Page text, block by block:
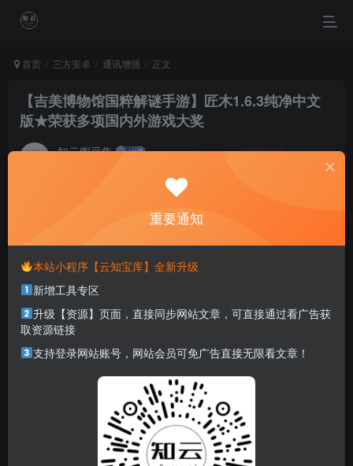
首页 三方安卓 通讯增强 正文
【吉美博物馆国粹解谜手游】匠木1.6.3纯净中文
版★荣获多项国内外游戏大奖
知云阁采集
Many people start a career with a dream, then get busy
很多人一开始为了梦想而忙，后来忙得忘了梦想
本站部分资源打包为压缩包以方便分享，涉及较多
解压密码，如果你下载的资源需要解压密码，请点
击解压密码
重要通知
本站小程序【云知宝库】全新升级
新增工具专区
升级【资源】页面，直接同步网站文章，可直接通过看广告获
取资源链接
支持登录网站账号，网站会员可免广告直接无限看文章！